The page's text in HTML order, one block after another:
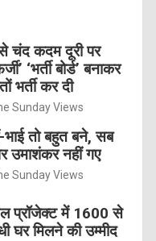
चंद कदम दूरी पर
‘भर्ती बोर्ड’ बनाकर
भर्ती कर दी
Sunday Views
भाई तो बहुत बने, सब
उमाशंकर नहीं गए
Sunday Views
प्रॉजेक्ट में 1600 से
घर मिलने की उम्मीद